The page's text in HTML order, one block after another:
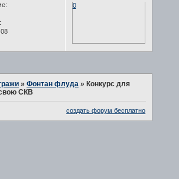
0
» Фонтан флуда » Конкурс для
СКВ
создать форум бесплатно